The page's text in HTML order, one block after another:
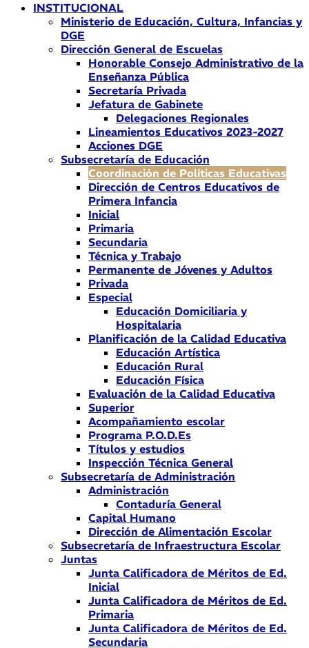
INSTITUCIONAL
Ministerio de Educación, Cultura, Infancias y
DGE
Dirección General de Escuelas
Honorable Consejo Administrativo de la
Enseñanza Pública
Secretaría Privada
Jefatura de Gabinete
Delegaciones Regionales
Lineamientos Educativos 2023-2027
Acciones DGE
Subsecretaría de Educación
Coordinación de Políticas Educativas
Dirección de Centros Educativos de
Primera Infancia
Inicial
Primaria
Secundaria
Técnica y Trabajo
Permanente de Jóvenes y Adultos
Privada
Especial
Educación Domiciliaria y
Hospitalaria
Planificación de la Calidad Educativa
Educación Artística
Educación Rural
Educación Física
Evaluación de la Calidad Educativa
Superior
Acompañamiento escolar
Programa P.O.D.Es
Títulos y estudios
Inspección Técnica General
Subsecretaría de Administración
Administración
Contaduría General
Capital Humano
Dirección de Alimentación Escolar
Subsecretaría de Infraestructura Escolar
Juntas
Junta Calificadora de Méritos de Ed.
Inicial
Junta Calificadora de Méritos de Ed.
Primaria
Junta Calificadora de Méritos de Ed.
Secundaria